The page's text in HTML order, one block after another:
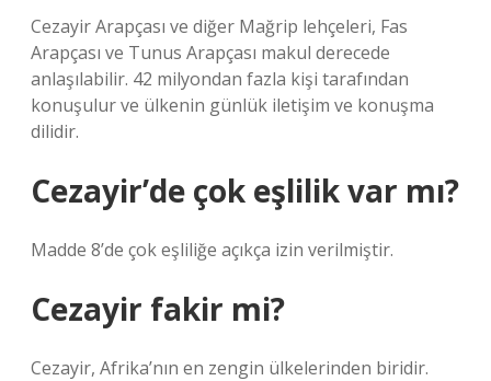
Cezayir Arapçası ve diğer Mağrip lehçeleri, Fas
Arapçası ve Tunus Arapçası makul derecede
anlaşılabilir. 42 milyondan fazla kişi tarafından
konuşulur ve ülkenin günlük iletişim ve konuşma
dilidir.
Cezayir’de çok eşlilik var mı?
Madde 8’de çok eşliliğe açıkça izin verilmiştir.
Cezayir fakir mi?
Cezayir, Afrika’nın en zengin ülkelerinden biridir.